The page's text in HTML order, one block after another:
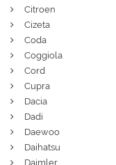
Citroen
Cizeta
Coda
Coggiola
Cord
Cupra
Dacia
Dadi
Daewoo
Daihatsu
Daimler